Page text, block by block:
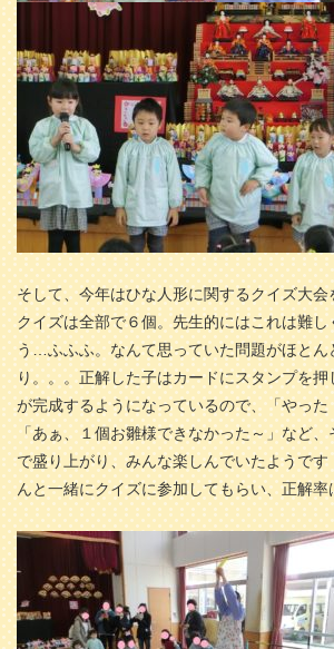
そして、今年はひな人形に関するクイズ大
クイズは全部で６個。先生的にはこれは難し
う…ふふふ。なんて思っていた問題がほとん
り。。。正解した子はカードにスタンプを
が完成するようになっているので、「やっ
「あぁ、１個お雛様できなかった～」など
で盛り上がり、みんな楽しんでいたようです
んと一緒にクイズに参加してもらい、正解率